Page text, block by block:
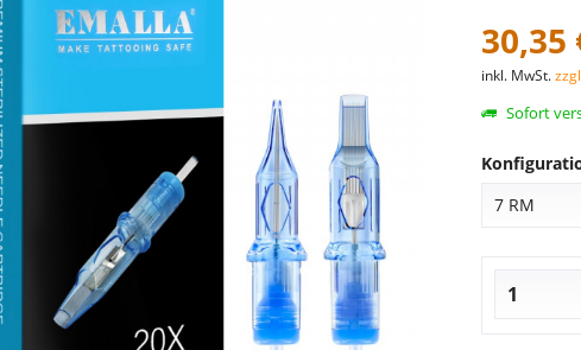
30,35
inkl. MwSt.
Sofort